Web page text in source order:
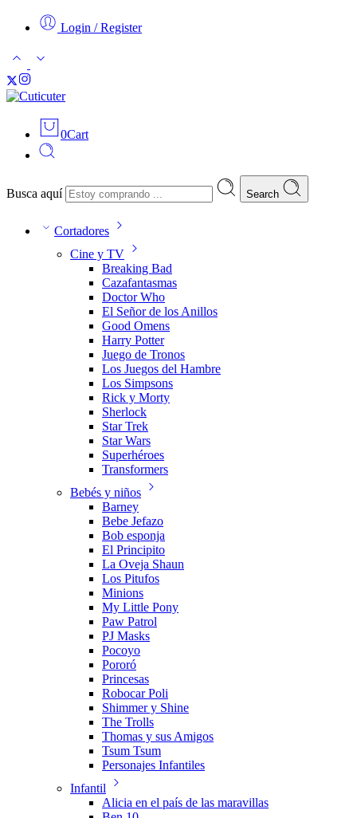
Login / Register
0Cart
Busca aquí Search
Cortadores
Cine y TV
Breaking Bad
Cazafantasmas
Doctor Who
El Señor de los Anillos
Good Omens
Harry Potter
Juego de Tronos
Los Juegos del Hambre
Los Simpsons
Rick y Morty
Sherlock
Star Trek
Star Wars
Superhéroes
Transformers
Bebés y niños
Barney
Bebe Jefazo
Bob esponja
El Principito
La Oveja Shaun
Los Pitufos
Minions
My Little Pony
Paw Patrol
PJ Masks
Pocoyo
Pororó
Princesas
Robocar Poli
Shimmer y Shine
The Trolls
Thomas y sus Amigos
Tsum Tsum
Personajes Infantiles
Infantil
Alicia en el país de las maravillas